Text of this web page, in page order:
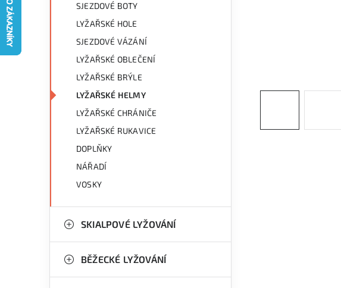
í
l
SJEZDOVÉ BOTY
LYŽAŘSKÉ HOLE
SJEZDOVÉ VÁZÁNÍ
LYŽAŘSKÉ OBLEČENÍ
LYŽAŘSKÉ BRÝLE
LYŽAŘSKÉ HELMY
LYŽAŘSKÉ CHRÁNIČE
LYŽAŘSKÉ RUKAVICE
DOPLŇKY
NÁŘADÍ
VOSKY
SKIALPOVÉ LYŽOVÁNÍ
BĚŽECKÉ LYŽOVÁNÍ